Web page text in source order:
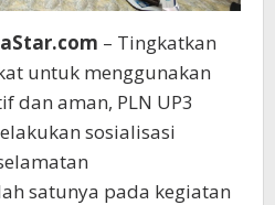
– Tingkatkan
untuk menggunakan
dan aman, PLN UP3
sosialisasi
satunya pada kegiatan